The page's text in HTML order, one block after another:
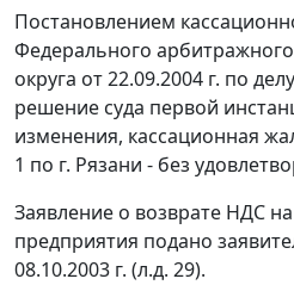
Постановлением
Федерального
округа от 22.09.2004 г. по
решение суда первой
изменения, кассационная
1 по г. Рязани - без
Заявление о возврате НДС
предприятия подано
08.10.2003 г. (л.д. 29).